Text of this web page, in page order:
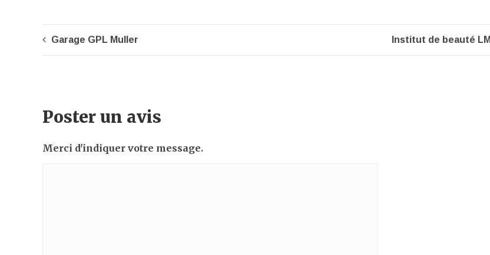
Garage GPL Muller Institut de beauté LM
Poster un avis
Merci d'indiquer votre message.